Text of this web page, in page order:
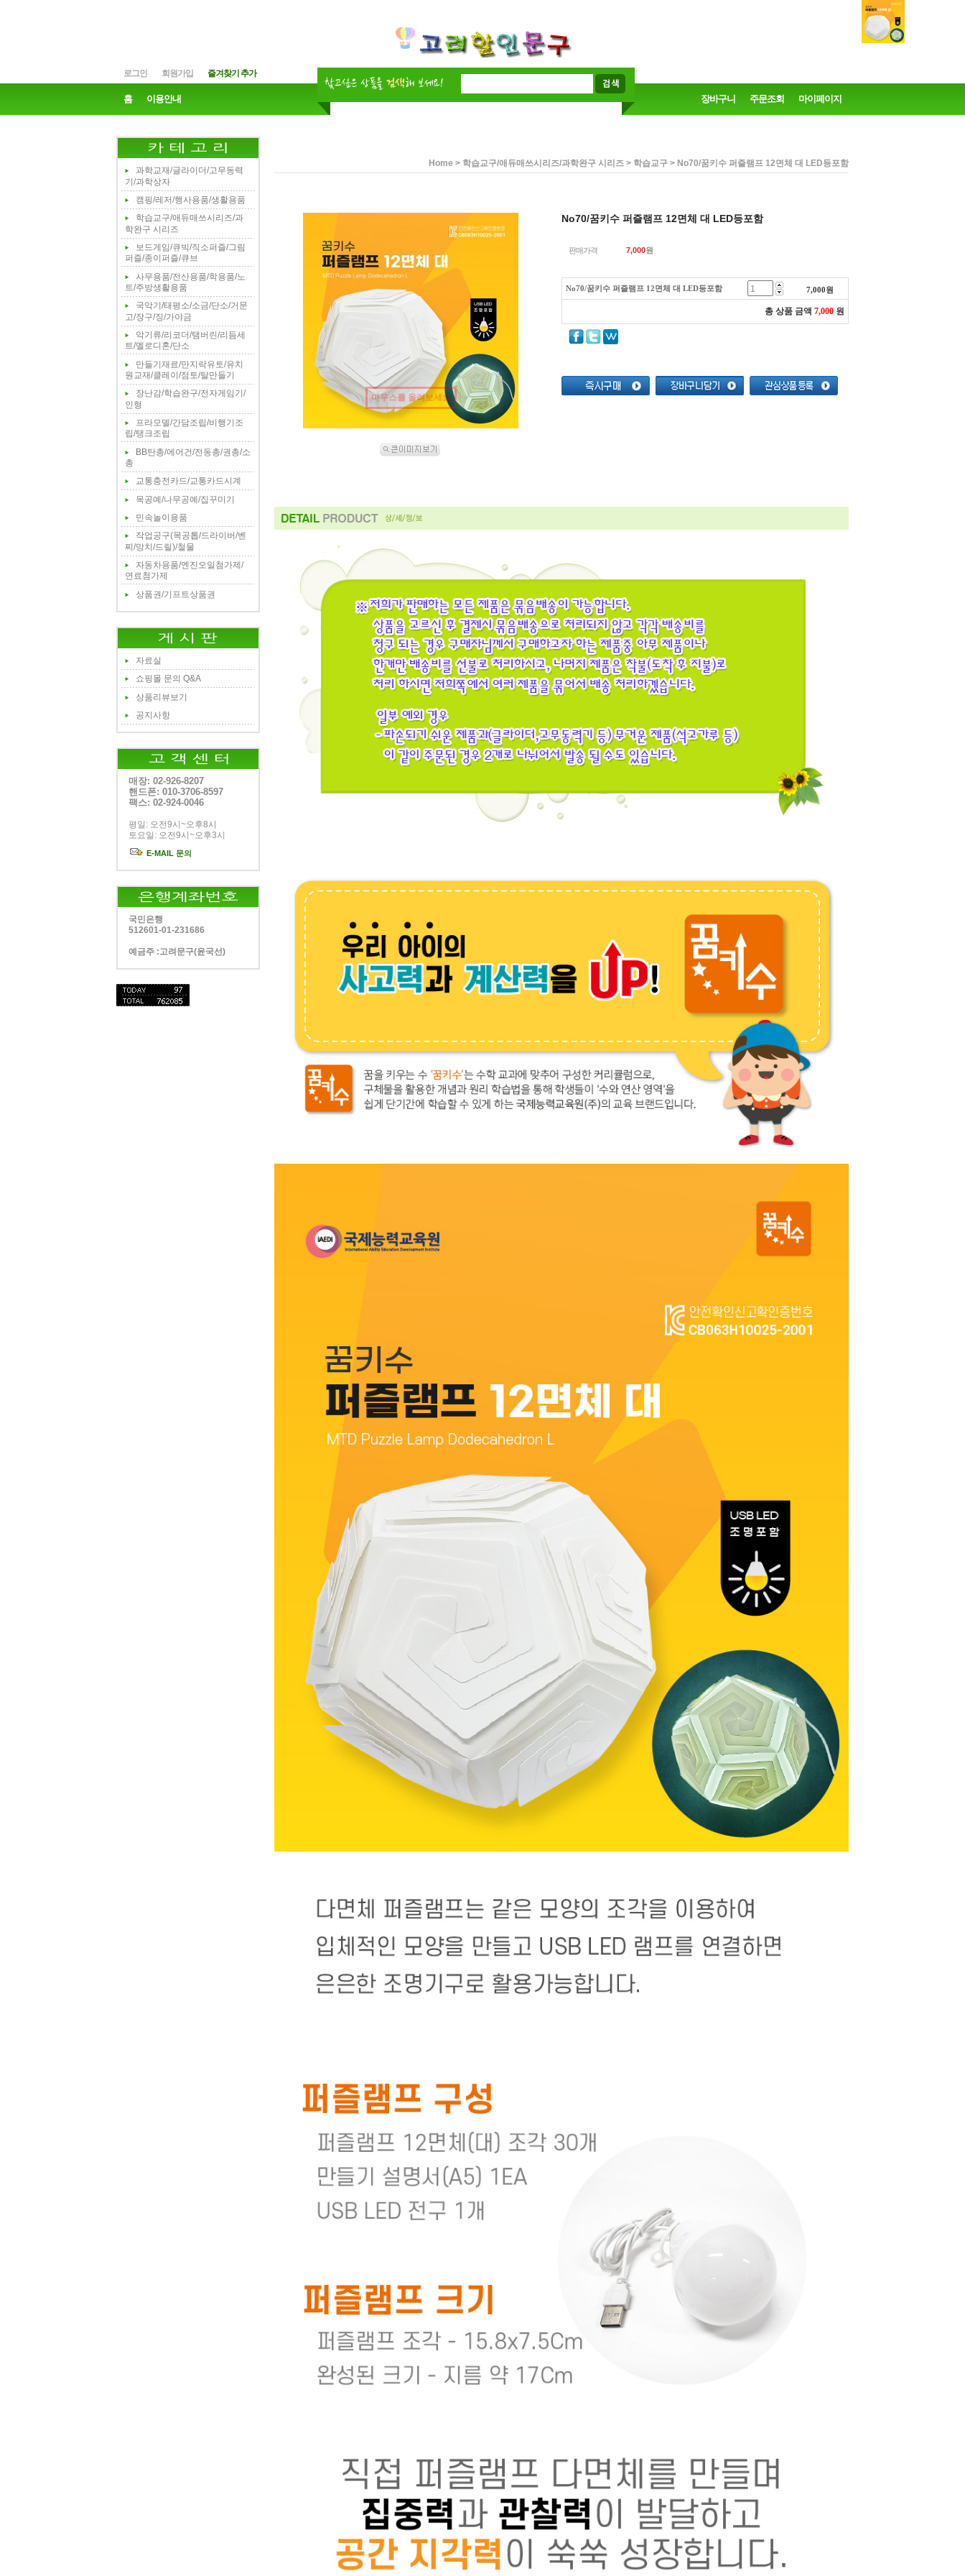
로그인 회원가입 즐겨찾기 추가
홈 이용안내 장바구니 주문조회 마이페이지
과학교재/글라이더/고무동력
기/과학상자
캠핑/레저/행사용품/생활용품
학습교구/애듀매쓰시리즈/과
학완구 시리즈
보드게임/큐빅/직소퍼즐/그림
퍼즐/종이퍼즐/큐브
사무용품/전산용품/학용품/노
트/주방생활용품
국악기/태평소/소금/단소/거문
고/장구/징/가야금
악기류/리코더/탬버린/리듬세
트/멜로디혼/단소
만들기재료/만지락유토/유치
원교재/클레이/점토/탈만들기
장난감/학습완구/전자게임기/
인형
프라모델/간담조립/비행기조
립/탱크조립
BB탄총/에어건/전동총/권총/소
총
교통충전카드/교통카드시계
목공예/나무공예/집꾸미기
민속놀이용품
작업공구(목공톱/드라이버/벤
찌/망치/드릴)/철물
자동차용품/엔진오일첨가제/
연료첨가제
상품권/기프트상품권
자료실
쇼핑몰 문의 Q&A
상품리뷰보기
공지사항
매장: 02-926-8207
핸드폰: 010-3706-8597
팩스: 02-924-0046
평일: 오전9시~오후8시
토요일: 오전9시~오후3시
E-MAIL 문의
국민은행
512601-01-231686
예금주 :고려문구(윤국선)
Home > 학습교구/애듀매쓰시리즈/과학완구 시리즈 > 학습교구 > No70/꿈키수 퍼즐램프 12면체 대 LED등포함
마우스를 올려보세요
No70/꿈키수 퍼즐램프 12면체 대 LED등포함
판매가격 7,000원
No70/꿈키수 퍼즐램프 12면체 대 LED등포함 7,000원
총 상품 금액 7,000 원